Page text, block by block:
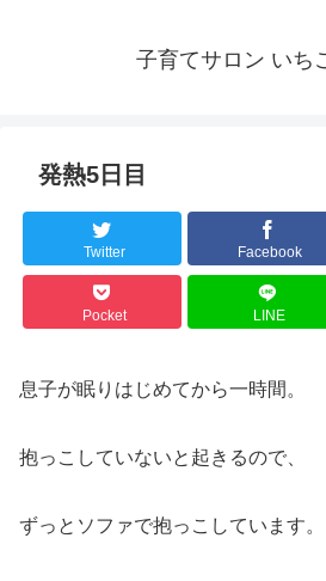
子育てサロン いち
発熱5日目
Twitter Facebook
Pocket LINE
息子が眠りはじめてから一時間。
抱っこしていないと起きるので、
ずっとソファで抱っこしています。